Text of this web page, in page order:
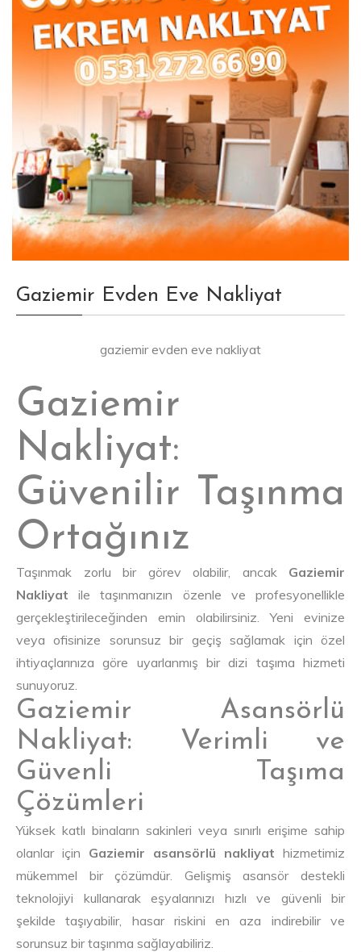
Gaziemir Evden Eve Nakliyat
gaziemir evden eve nakliyat
Gaziemir
Nakliyat:
Güvenilir Taşınma
Ortağınız
Taşınmak zorlu bir görev olabilir, ancak Gaziemir
Nakliyat ile taşınmanızın özenle ve profesyonellikle
gerçekleştirileceğinden emin olabilirsiniz. Yeni evinize
veya ofisinize sorunsuz bir geçiş sağlamak için özel
ihtiyaçlarınıza göre uyarlanmış bir dizi taşıma hizmeti
sunuyoruz.
Gaziemir Asansörlü
Nakliyat: Verimli ve
Güvenli Taşıma
Çözümleri
Yüksek katlı binaların sakinleri veya sınırlı erişime sahip
olanlar için Gaziemir asansörlü nakliyat hizmetimiz
mükemmel bir çözümdür. Gelişmiş asansör destekli
teknolojiyi kullanarak eşyalarınızı hızlı ve güvenli bir
şekilde taşıyabilir, hasar riskini en aza indirebilir ve
sorunsuz bir taşınma sağlayabiliriz.